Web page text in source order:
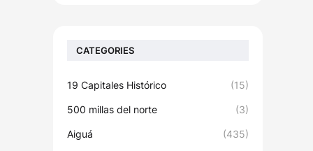
CATEGORIES
19 Capitales Histórico (15)
500 millas del norte (3)
Aiguá (435)